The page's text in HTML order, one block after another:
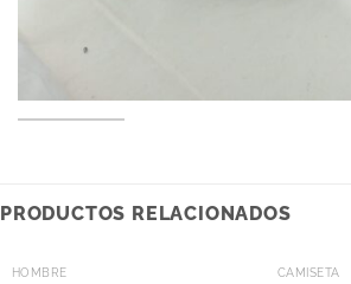
PRODUCTOS RELACIONADOS
HOMBRE CAMISETA